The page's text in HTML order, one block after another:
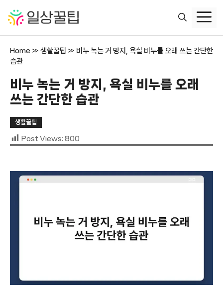
Home » 생활꿀팁 » 비누 녹는 거 방지, 욕실 비누를 오래 쓰는 간단한
습관
비누 녹는 거 방지, 욕실 비누를 오래
쓰는 간단한 습관
생활꿀팁
Post Views: 800